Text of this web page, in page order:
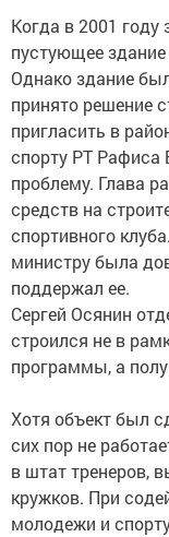
Когда в 2001
пустующее
Однако здание
принято решение
пригласить в
спорту РТ Рафиса
проблему. Глава
средств на
спортивного
министру была
поддержал ее.
Сергей Осянин
строился не в
программы, а
Хотя объект был
сих пор не
в штат тренеров,
кружков. При
молодежи и